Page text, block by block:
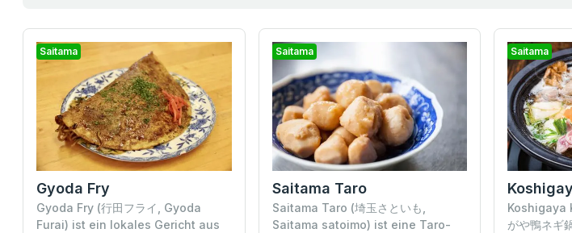
Saitama
Gyoda Fry
Gyoda Fry (行田フライ, Gyoda
Furai) ist ein lokales Gericht aus
Saitama
Saitama Taro
Saitama Taro (埼玉さといも,
Saitama satoimo) ist eine Taro-
Saitama
Koshigaya
がや鴨ネギ